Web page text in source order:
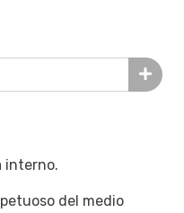
interno.
del medio